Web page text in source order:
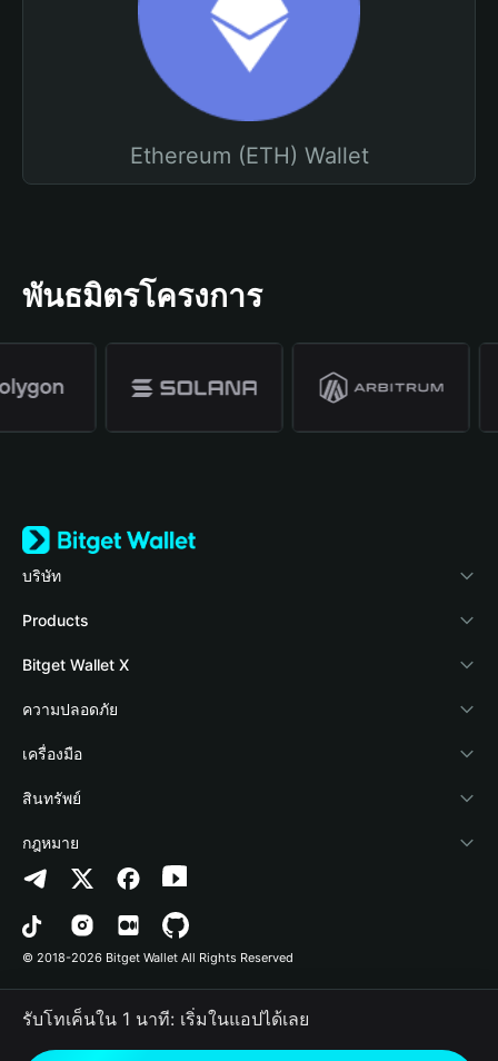
Ethereum (ETH) Wallet
พันธมิตรโครงการ
บริษัท
เกี่ยวกับ Bitget Wallet
Blog
Academy
ข่าวสารด้านคริปโต
ศูนย์ช่วยเหลือ
ติดต่อเรา
ทรัพยากรข้อมูลของแบรนด์
อาชีพ
Products
Crypto Card
Stablecoin Earn
Payfi Crypto
Crypto Swap API
Altcoin Season Index
Prediction Markets
DApp
RWA
Bitget Wallet X
นักพัฒนา
เชื่อมต่อ Wallet
Bitget Wallet Pay
ลิสต์โปรเจกต์
ความปลอดภัย
Protection Fund
เทคโนโลยีความปลอดภัย
เครื่องมือ
ซื้อคริปโต
การตรวจจับการอนุญาต
การตรวจจับสัญญา
การโอนเป็นชุด
สินทรัพย์
Arbitrum
Avalanche
Bitcoin
Polygon
กฎหมาย
นโยบายความเป็นส่วนตัว
ข้อตกลงในการใช้บริการ
© 2018-2026 Bitget Wallet All Rights Reserved
รับโทเค็นใน 1 นาที: เริ่มในแอปได้เลย